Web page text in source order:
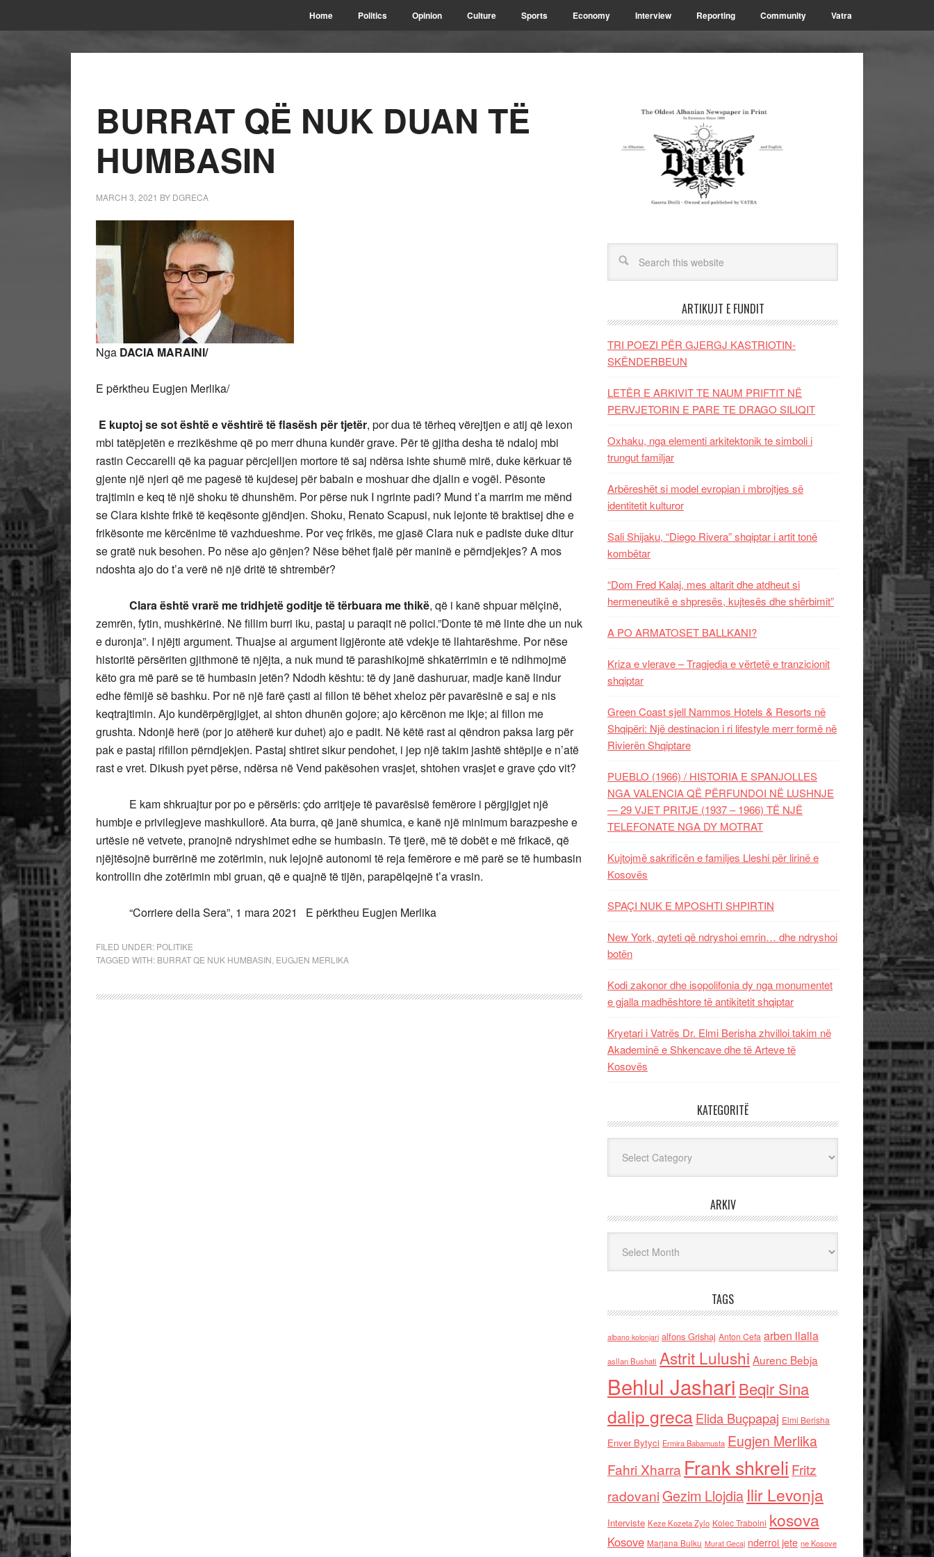
Home Politics Opinion Culture Sports Economy Interview Reporting Community Vatra
BURRAT QË NUK DUAN TË
HUMBASIN
MARCH 3, 2021 BY DGRECA
Nga DACIA MARAINI/
E përktheu Eugjen Merlika/
E kuptoj se sot është e vështirë të flasësh për tjetër, por dua të tërheq vërejtjen e atij që lexon
mbi tatëpjetën e rrezikëshme që po merr dhuna kundër grave. Për të gjitha desha të ndaloj mbi
rastin Ceccarelli që ka paguar përcjelljen mortore të saj ndërsa ishte shumë mirë, duke kërkuar të
gjente një njeri që me pagesë të kujdesej për babain e moshuar dhe djalin e vogël. Pësonte
trajtimin e keq të një shoku të dhunshëm. Por përse nuk I ngrinte padi? Mund t’a marrim me mënd
se Clara kishte frikë të keqësonte gjëndjen. Shoku, Renato Scapusi, nuk lejonte të braktisej dhe e
frikësonte me kërcënime të vazhdueshme. Por veç frikës, me gjasë Clara nuk e padiste duke ditur
se gratë nuk besohen. Po nëse ajo gënjen? Nëse bëhet fjalë për maninë e përndjekjes? A mos
ndoshta ajo do t’a verë në një dritë të shtrembër?
Clara është vrarë me tridhjetë goditje të tërbuara me thikë, që i kanë shpuar mëlçinë,
zemrën, fytin, mushkërinë. Në fillim burri iku, pastaj u paraqit në polici.”Donte të më linte dhe un nuk
e duronja”. I njëjti argument. Thuajse ai argument ligjëronte atë vdekje të llahtarëshme. Por nëse
historitë përsëriten gjithmonë të njëjta, a nuk mund të parashikojmë shkatërrimin e të ndihmojmë
këto gra më parë se të humbasin jetën? Ndodh kështu: të dy janë dashuruar, madje kanë lindur
edhe fëmijë së bashku. Por në një farë çasti ai fillon të bëhet xheloz për pavarësinë e saj e nis
keqtrajtimin. Ajo kundërpërgjigjet, ai shton dhunën gojore; ajo kërcënon me ikje; ai fillon me
grushta. Ndonjë herë (por jo atëherë kur duhet) ajo e padit. Në këtë rast ai qëndron paksa larg për
pak e pastaj rifillon përndjekjen. Pastaj shtiret sikur pendohet, i jep një takim jashtë shtëpije e n’atë
rast e vret. Dikush pyet përse, ndërsa në Vend pakësohen vrasjet, shtohen vrasjet e grave çdo vit?
E kam shkruajtur por po e përsëris: çdo arritjeje të pavarësisë femërore i përgjigjet një
humbje e privilegjeve mashkullorë. Ata burra, që janë shumica, e kanë një minimum barazpeshe e
urtësie në vetvete, pranojnë ndryshimet edhe se humbasin. Të tjerë, më të dobët e më frikacë, që
njëjtësojnë burrërinë me zotërimin, nuk lejojnë autonomi të reja femërore e më parë se të humbasin
kontrollin dhe zotërimin mbi gruan, që e quajnë të tijën, parapëlqejnë t’a vrasin.
“Corriere della Sera”, 1 mara 2021 E përktheu Eugjen Merlika
FILED UNDER: POLITIKE
TAGGED WITH: BURRAT QE NUK HUMBASIN EUGJEN MERLIKA
ARTIKUJT E FUNDIT
TRI POEZI PËR GJERGJ KASTRIOTIN-
SKËNDERBEUN
LETËR E ARKIVIT TE NAUM PRIFTIT NË
PERVJETORIN E PARE TE DRAGO SILIQIT
Oxhaku, nga elementi arkitektonik te simboli i
trungut familjar
Arbëreshët si model evropian i mbrojtjes së
identitetit kulturor
Sali Shijaku, “Diego Rivera” shqiptar i artit tonë
kombëtar
“Dom Fred Kalaj, mes altarit dhe atdheut si
hermeneutikë e shpresës, kujtesës dhe shërbimit”
A PO ARMATOSET BALLKANI?
Kriza e vlerave – Tragjedia e vërtetë e tranzicionit
shqiptar
Green Coast sjell Nammos Hotels & Resorts në
Shqipëri: Një destinacion i ri lifestyle merr formë në
Rivierën Shqiptare
PUEBLO (1966) / HISTORIA E SPANJOLLES
NGA VALENCIA QË PËRFUNDOI NË LUSHNJE
— 29 VJET PRITJE (1937 – 1966) TË NJË
TELEFONATE NGA DY MOTRAT
Kujtojmë sakrificën e familjes Lleshi për lirinë e
Kosovës
SPAÇI NUK E MPOSHTI SHPIRTIN
New York, qyteti që ndryshoi emrin… dhe ndryshoi
botën
Kodi zakonor dhe isopolifonia dy nga monumentet
e gjalla madhështore të antikitetit shqiptar
Kryetari i Vatrës Dr. Elmi Berisha zhvilloi takim në
Akademinë e Shkencave dhe të Arteve të
Kosovës
KATEGORITË
ARKIV
TAGS
albano kolonjari alfons Grishaj Anton Cefa arben llalla
asllan Bushati Astrit Lulushi Aurenc Bebja
Behlul Jashari Beqir Sina
dalip grecaElida Buçpapaj Elmi Berisha
Enver Bytyci Ermira Babamusta Eugjen Merlika
Fahri Xharra Frank shkreli Fritz
radovaniGezim Llojdia Ilir Levonja
Interviste Keze Kozeta Zylo Kolec Traboini kosova
Kosove Marjana Bulku Murat Gecaj nderroi jete ne Kosove